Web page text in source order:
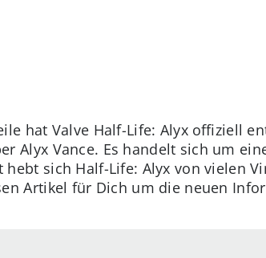
hat Valve Half-Life: Alyx offiziell
Alyx Vance. Es handelt sich um
sich Half-Life: Alyx von vielen
Artikel für Dich um die neuen